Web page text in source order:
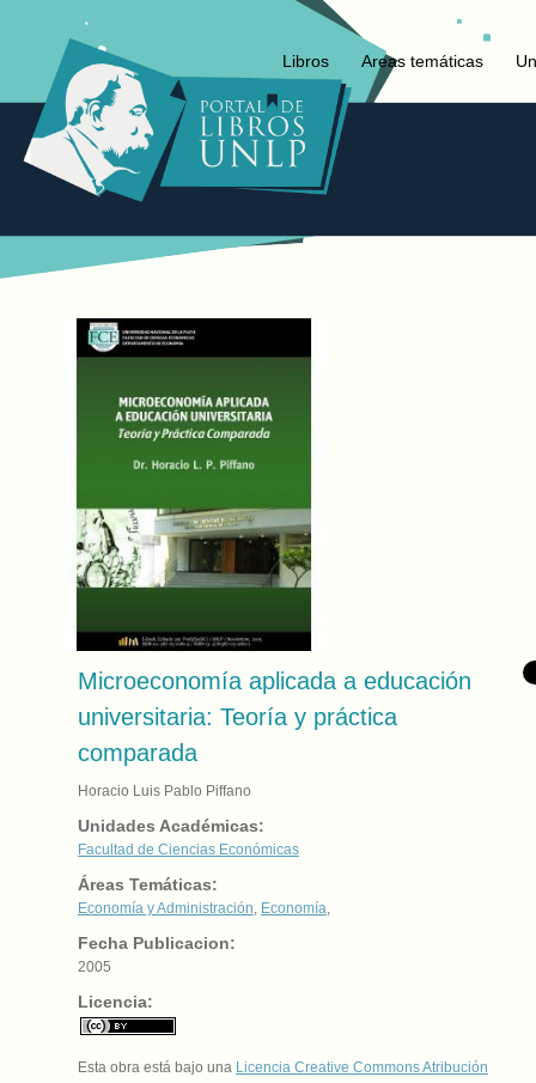
Libros Areas temáticas
Microeconomía aplicada a educación
universitaria: Teoría y práctica
comparada
Horacio Luis Pablo Piffano
Unidades Académicas:
Facultad de Ciencias Económicas
Áreas Temáticas:
Economía y Administración Economía
Fecha Publicacion:
2005
Licencia:
Esta obra está bajo una Licencia Creative Commons Atribución